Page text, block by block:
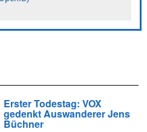
Erster Todestag: VOX
gedenkt Auswanderer Jens
Büchner